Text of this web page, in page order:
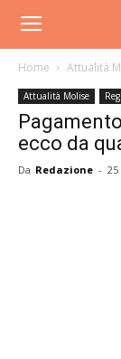
Home Attualità
Attualità Molise
ecco da
Da Redazione - 25